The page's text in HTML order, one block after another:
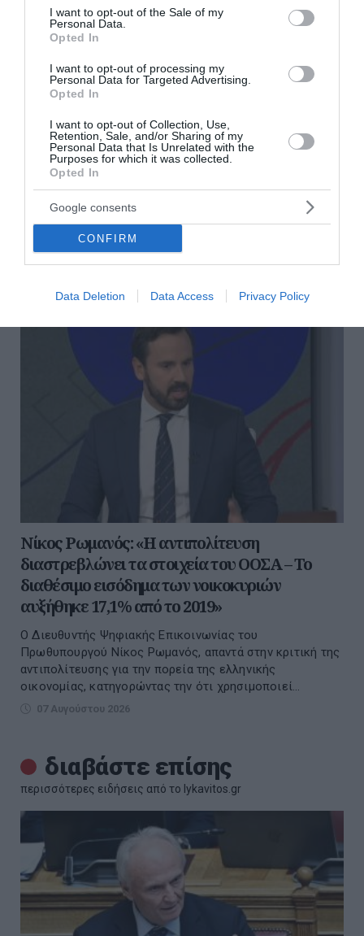
consent section.
I want to opt-out of the Sale of my
Personal Data.
Opted In
I want to opt-out of processing my
Personal Data for Targeted Advertising.
Opted In
I want to opt-out of Collection, Use,
Retention, Sale, and/or Sharing of my
Personal Data that Is Unrelated with the
Purposes for which it was collected.
Opted In
Google consents
CONFIRM
Data Deletion Data Access Privacy Policy
myAGRO: Η νέα πλατφόρμα που αλλάζει τον
τρόπο καταβολής των αγροτικών ενισχύσεων
Επίσημη πρώτη, χθες, της νέας εφαρμογής myAGRO για
αγροτικών επιδοτήσεων. Μέσω της συγκεκριμένης
πλατφόρμας, η οποία λειτουργεί υπ...
07 Αυγούστου 2026
Νίκος Ρωμανός: «Η αντιπολίτευση
διαστρεβλώνει τα στοιχεία του ΟΟΣΑ – Το
διαθέσιμο εισόδημα των νοικοκυριών
αυξήθηκε 17,1% από το 2019»
Ο Διευθυντής Ψηφιακής Επικοινωνίας του
Πρωθυπουργού Νίκος Ρωμανός, απαντά στην κριτική της
αντιπολίτευσης για την πορεία της ελληνικής
οικονομίας, κατηγορώντας την ότι χρησιμοποιεί...
07 Αυγούστου 2026
διαβάστε επίσης
περισσότερες ειδήσεις από το lykavitos.gr